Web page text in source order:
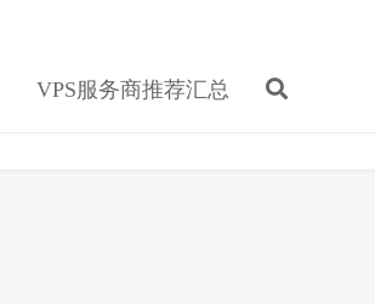
VPS服务商推荐汇总